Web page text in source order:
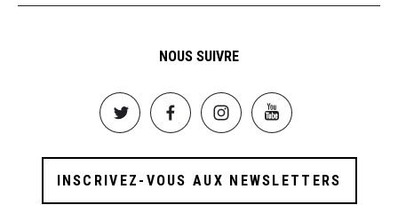
NOUS SUIVRE
Image Image Image Image
INSCRIVEZ-VOUS AUX NEWSLETTERS